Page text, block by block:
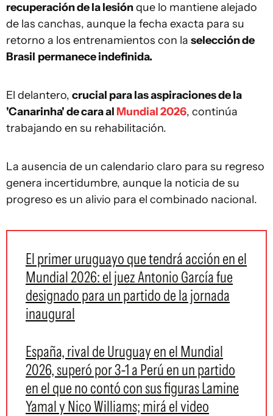
recuperación de la lesiónque lo mantiene alejado
de las canchas, aunque la fecha exacta para su
retorno a los entrenamientos con la selección de
Brasil permanece indefinida.
El delantero, crucial para las aspiraciones de la
'Canarinha' de cara al Mundial 2026, continúa
trabajando en su rehabilitación.
La ausencia de un calendario claro para su regreso
genera incertidumbre, aunque la noticia de su
progreso es un alivio para el combinado nacional.
El primer uruguayo que tendrá acción en el
Mundial 2026: el juez Antonio García fue
designado para un partido de la jornada
inaugural
España, rival de Uruguay en el Mundial
2026, superó por 3-1 a Perú en un partido
en el que no contó con sus figuras Lamine
Yamal y Nico Williams; mirá el video